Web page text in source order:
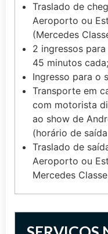
Traslado de
Aeroporto ou
(Mercedes
2 ingressos
45 minutos cada;
Ingresso para o
Transporte em
com motorista
ao show de
(horário de
Traslado de
Aeroporto ou
Mercedes